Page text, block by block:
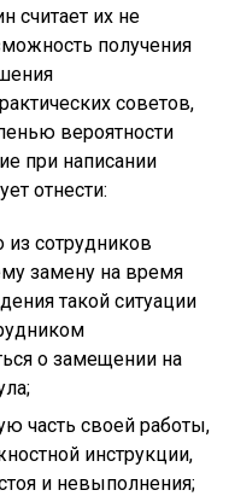
считает их не
получения
советов,
вероятности
при написании
отнести:
из сотрудников
замену на время
такой ситуации
о замещении на
часть своей работы,
инструкции,
и невыполнения;